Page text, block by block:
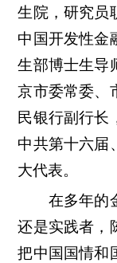
生院，研究员
中国开发性金
生部博士生导
京市委常委、
民银行副行长
中共第十六届
大代表。
在多年的金
还是实践者，
把中国国情和